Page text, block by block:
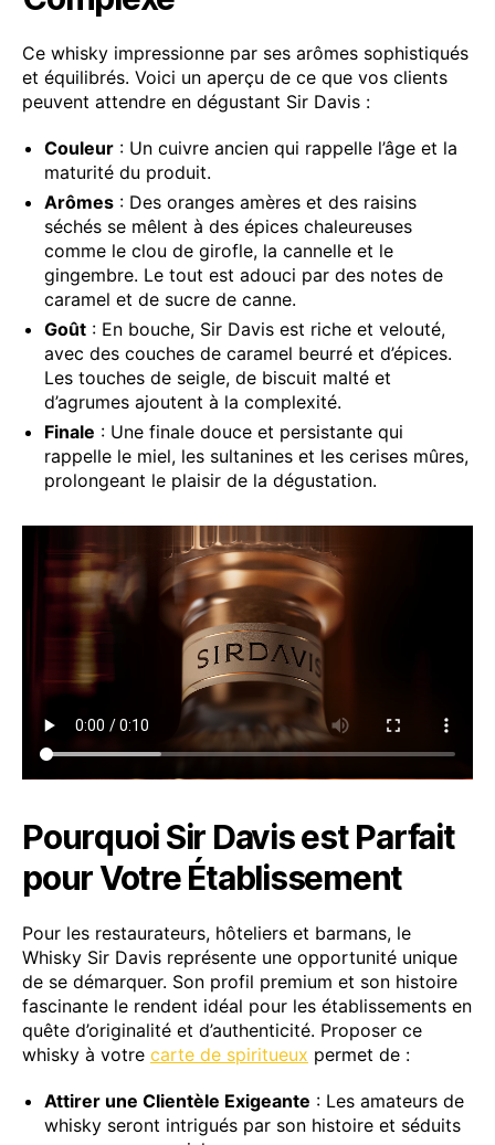
Ce whisky impressionne par ses arômes sophistiqués
et équilibrés. Voici un aperçu de ce que vos clients
peuvent attendre en dégustant Sir Davis :
Couleur : Un cuivre ancien qui rappelle l’âge et la
maturité du produit.
Arômes : Des oranges amères et des raisins
séchés se mêlent à des épices chaleureuses
comme le clou de girofle, la cannelle et le
gingembre. Le tout est adouci par des notes de
caramel et de sucre de canne.
Goût : En bouche, Sir Davis est riche et velouté,
avec des couches de caramel beurré et d’épices.
Les touches de seigle, de biscuit malté et
d’agrumes ajoutent à la complexité.
Finale : Une finale douce et persistante qui
rappelle le miel, les sultanines et les cerises mûres,
prolongeant le plaisir de la dégustation.
Pourquoi Sir Davis est Parfait
pour Votre Établissement
Pour les restaurateurs, hôteliers et barmans, le
Whisky Sir Davis représente une opportunité unique
de se démarquer. Son profil premium et son histoire
fascinante le rendent idéal pour les établissements en
quête d’originalité et d’authenticité. Proposer ce
whisky à votre carte de spiritueux permet de :
Attirer une Clientèle Exigeante : Les amateurs de
whisky seront intrigués par son histoire et séduits